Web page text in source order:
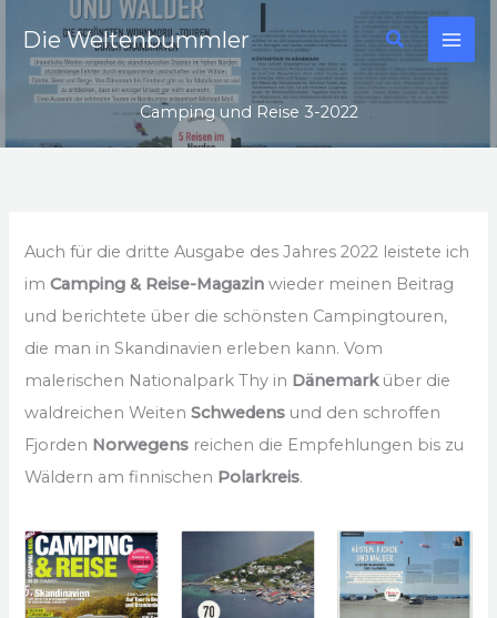
Inhalt
springen
Die Weltenbummler Suchen
Camping und Reise 3-2022
Auch für die dritte Ausgabe des Jahres 2022 leistete ich
im Camping & Reise-Magazin wieder meinen Beitrag
und berichtete über die schönsten Campingtouren,
die man in Skandinavien erleben kann. Vom
malerischen Nationalpark Thy in Dänemarküber die
waldreichen WeitenSchwedens und den schroffen
Fjorden Norwegens reichen die Empfehlungen bis zu
Wäldern am finnischen Polarkreis.